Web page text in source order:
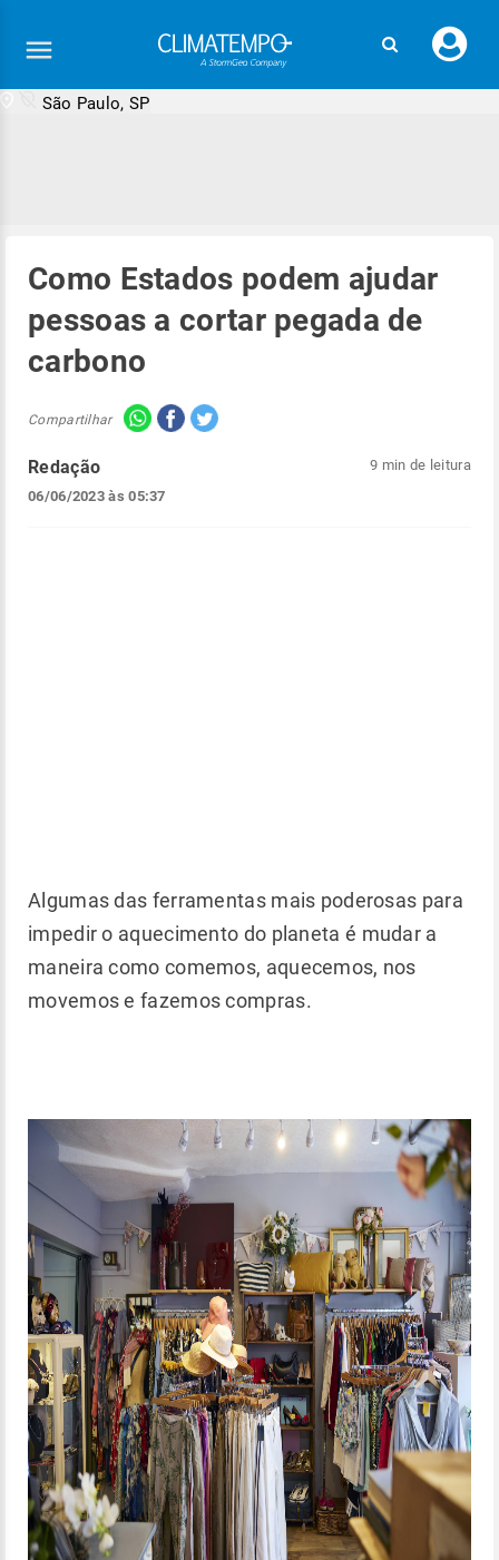
seu
São Paulo, SP
Como Estados podem ajudar
pessoas a cortar pegada de
carbono
Compartilhar
Redação
06/06/2023 às 05:37
9 min de leitura
Algumas das ferramentas mais poderosas para
impedir o aquecimento do planeta é mudar a
maneira como comemos, aquecemos, nos
movemos e fazemos compras.